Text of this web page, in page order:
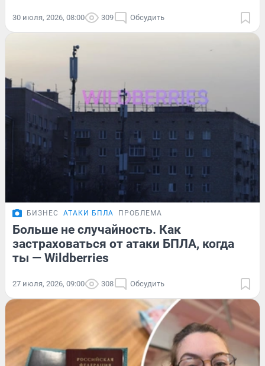
30 июля, 2026, 08:00 309 Обсудить
БИЗНЕС АТАКИ БПЛА ПРОБЛЕМА
Больше не случайность. Как
застраховаться от атаки БПЛА, когда
ты — Wildberries
27 июля, 2026, 09:00 308 Обсудить